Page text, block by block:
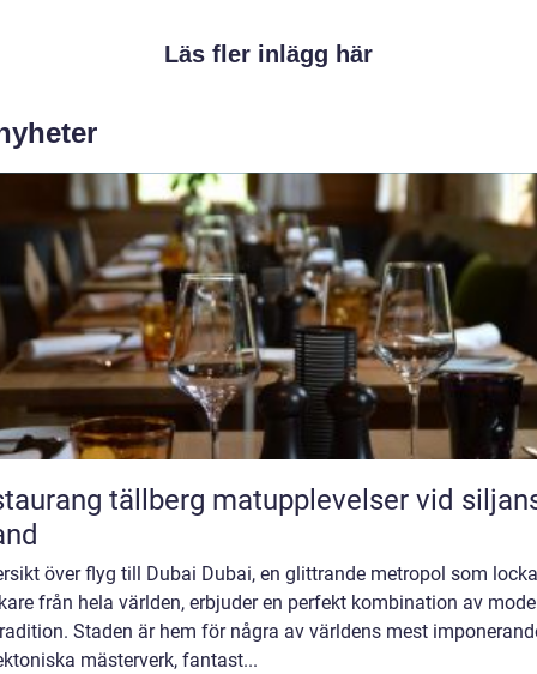
Läs fler inlägg här
tällberg matupplevelser vid siljans
över flyg till Dubai Dubai, en glittrande metropol som
från hela världen, erbjuder en perfekt kombination av
Staden är hem för några av världens mest
mästerverk, fantast...